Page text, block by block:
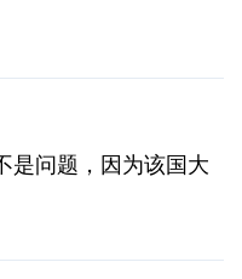
者的腹泻会影响多
物和饮料采取预防
于腹泻、恶心和呕吐
可以为您提供这些
抗生素，以防您在旅
是问题，因为该国大
。我们的旅行顾问
否将在任何高海拔
的信息和处方药以预